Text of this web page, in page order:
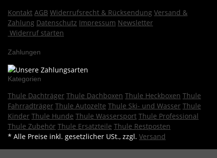
Kontakt AGB Widerrufsrecht & Rücksendung Versand &
Zahlung Datenschutz Impressum Newsletter
Widerruf starten
Zahlungen
Kategorien
Thule Dachträger Thule Dachboxen Thule Heckboxen Thule
Fahrradträger Thule Autozelte Thule Ski- und Wasser Thule
Kinder Thule Hunde Thule Wassersport Thule Professional
Thule Zubehör Thule Ersatzteile Thule Restposten
* Alle Preise inkl. gesetzlicher USt., zzgl. Versand